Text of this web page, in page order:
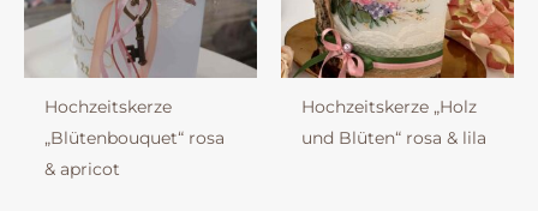
Hochzeitskerze
„Blütenbouquet“ rosa
& apricot
Hochzeitskerze „Holz
und Blüten“ rosa & lila